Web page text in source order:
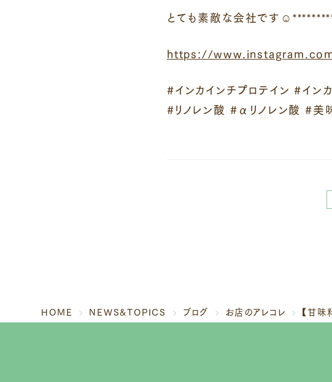
とても素敵な会社です
https://
#インカインチプロテイン #イン
#リノレン酸 #αリノレン酸 #
HOME NEWS&TOPICS ブログ お店のアレコレ 【甘味